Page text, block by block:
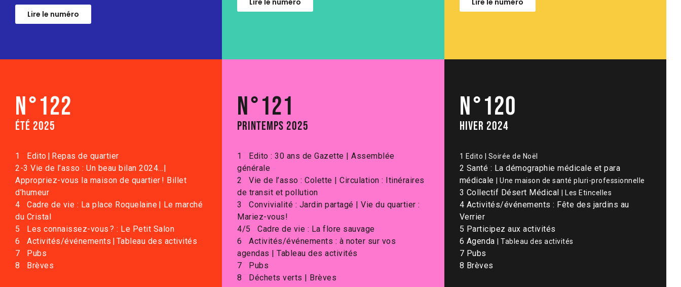
Lire le numéro
Lire le numéro Lire le numéro
N°122
été 2025
1
Edito | Repas de quartier
2-3 Vie de l’asso : Un beau bilan 2024…|
Appropriez-vous la maison de quartier ! Billet
d’humeur
4
Cadre de vie : La place Roquelaine | Le marché
du Cristal
5
Les connaissez-vous ? : Le Petit Salon
6
Activités/événements | Tableau des activités
7
Pubs
8
Brèves
N°121
PRINTEMPS 2025
1 Edito : 30 ans de Gazette | Assemblée
générale
2 Vie de l’asso : Colette | Circulation : Itinéraires
de transit et pollution
3 Convivialité : Jardin partagé | Vie du quartier :
Mariez-vous!
4/5 Cadre de vie : La flore sauvage
6 Activités/événements : à noter sur vos
agendas | Tableau des activités
7 Pubs
8 Déchets verts | Brèves
N°120
hiver 2024
1 Edito | Soirée de Noël
2 Santé : La démographie médicale et para
médicale | Une maison de santé pluri-professionnelle
3 Collectif Désert Médical | Les Etincelles
4 Activités/événements : Fête des jardins au
Verrier
5 Participez aux activités
6 Agenda | Tableau des activités
7 Pubs
8 Brèves